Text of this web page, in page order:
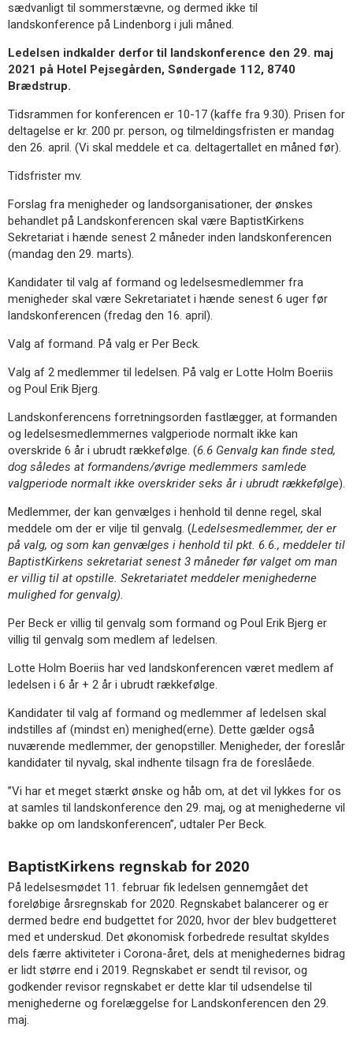
sædvanligt til sommerstævne, og dermed ikke til
landskonference på Lindenborg i juli måned.
Ledelsen indkalder derfor til landskonference den 29. maj
2021 på Hotel Pejsegården, Søndergade 112, 8740
Brædstrup.
Tidsrammen for konferencen er 10-17 (kaffe fra 9.30). Prisen for
deltagelse er kr. 200 pr. person, og tilmeldingsfristen er mandag
den 26. april. (Vi skal meddele et ca. deltagertallet en måned før).
Tidsfrister mv.
Forslag fra menigheder og landsorganisationer, der ønskes
behandlet på Landskonferencen skal være BaptistKirkens
Sekretariat i hænde senest 2 måneder inden landskonferencen
(mandag den 29. marts).
Kandidater til valg af formand og ledelsesmedlemmer fra
menigheder skal være Sekretariatet i hænde senest 6 uger før
landskonferencen (fredag den 16. april).
Valg af formand. På valg er Per Beck.
Valg af 2 medlemmer til ledelsen. På valg er Lotte Holm Boeriis
og Poul Erik Bjerg.
Landskonferencens forretningsorden fastlægger, at formanden
og ledelsesmedlemmernes valgperiode normalt ikke kan
overskride 6 år i ubrudt rækkefølge. (6.6 Genvalg kan finde sted,
dog således at formandens/øvrige medlemmers samlede
valgperiode normalt ikke overskrider seks år i ubrudt rækkefølge).
Medlemmer, der kan genvælges i henhold til denne regel, skal
meddele om der er vilje til genvalg. (Ledelsesmedlemmer, der er
på valg, og som kan genvælges i henhold til pkt. 6.6., meddeler til
BaptistKirkens sekretariat senest 3 måneder før valget om man
er villig til at opstille. Sekretariatet meddeler menighederne
mulighed for genvalg).
Per Beck er villig til genvalg som formand og Poul Erik Bjerg er
villig til genvalg som medlem af ledelsen.
Lotte Holm Boeriis har ved landskonferencen været medlem af
ledelsen i 6 år + 2 år i ubrudt rækkefølge.
Kandidater til valg af formand og medlemmer af ledelsen skal
indstilles af (mindst en) menighed(erne). Dette gælder også
nuværende medlemmer, der genopstiller. Menigheder, der foreslår
kandidater til nyvalg, skal indhente tilsagn fra de foreslåede.
”Vi har et meget stærkt ønske og håb om, at det vil lykkes for os
at samles til landskonference den 29. maj, og at menighederne vil
bakke op om landskonferencen”, udtaler Per Beck.
BaptistKirkens regnskab for 2020
På ledelsesmødet 11. februar fik ledelsen gennemgået det
foreløbige årsregnskab for 2020. Regnskabet balancerer og er
dermed bedre end budgettet for 2020, hvor der blev budgetteret
med et underskud. Det økonomisk forbedrede resultat skyldes
dels færre aktiviteter i Corona-året, dels at menighedernes bidrag
er lidt større end i 2019. Regnskabet er sendt til revisor, og
godkender revisor regnskabet er dette klar til udsendelse til
menighederne og forelæggelse for Landskonferencen den 29.
maj.